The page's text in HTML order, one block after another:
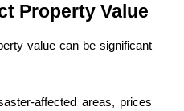
Property Value
value can be significant
affected areas, prices